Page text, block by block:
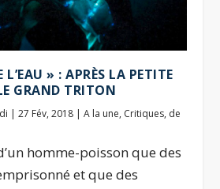
L’EAU » : APRÈS LA PETITE
GRAND TRITON
|27 Fév, 2018 |A la une, Critiques, de
homme-poisson que des
et que des